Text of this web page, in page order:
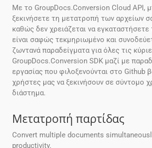
Με το GroupDocs.Conversion Cloud API,
ξεκινήσετε τη μετατροπή των αρχείων
καθώς δεν χρειάζεται να εγκαταστήσετε
είναι σαφώς τεκμηριωμένο και
ζωντανά παραδείγματα για όλες τις
GroupDocs.Conversion SDK μαζί με
εργασίας που φιλοξενούνται στο Github
χρήστες μας να ξεκινήσουν σε σύντομο
διάστημα.
Μετατροπή παρτίδας
Convert multiple documents
productivity.